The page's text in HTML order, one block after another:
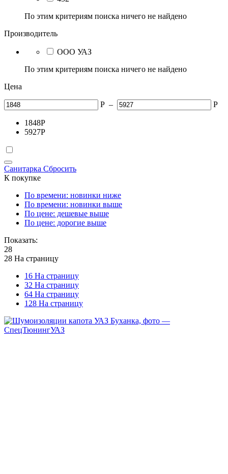
По этим критериям поиска ничего не найдено
Производитель
ООО УАЗ
По этим критериям поиска ничего не найдено
Цена
Р – Р
1848Р
5927Р
Санитарка Сбросить
К покупке
По времени: новинки ниже
По времени: новинки выше
По цене: дешевые выше
По цене: дорогие выше
Показать:
28
28 На страницу
16 На страницу
32 На страницу
64 На страницу
128 На страницу